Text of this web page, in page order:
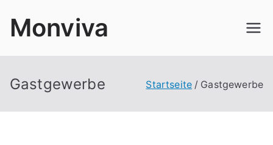
InhaltMonviva
Gastgewerbe Startseite Gastgewerbe